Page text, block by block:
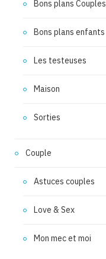
Bons plans Couples
Bons plans enfants
Les testeuses
Maison
Sorties
Couple
Astuces couples
Love & Sex
Mon mec et moi